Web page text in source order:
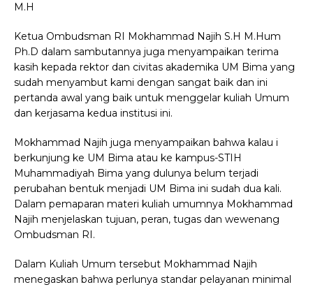
M.H
Ketua Ombudsman RI Mokhammad Najih S.H M.Hum
Ph.D dalam sambutannya juga menyampaikan terima
kasih kepada rektor dan civitas akademika UM Bima yang
sudah menyambut kami dengan sangat baik dan ini
pertanda awal yang baik untuk menggelar kuliah Umum
dan kerjasama kedua institusi ini.
Mokhammad Najih juga menyampaikan bahwa kalau i
berkunjung ke UM Bima atau ke kampus-STIH
Muhammadiyah Bima yang dulunya belum terjadi
perubahan bentuk menjadi UM Bima ini sudah dua kali.
Dalam pemaparan materi kuliah umumnya Mokhammad
Najih menjelaskan tujuan, peran, tugas dan wewenang
Ombudsman RI.
Dalam Kuliah Umum tersebut Mokhammad Najih
menegaskan bahwa perlunya standar pelayanan minimal